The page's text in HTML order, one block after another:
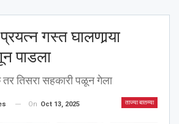
गस्त घालणार्‍या
पाडला
तिसरा सहकारी पळून गेला
ताज्या बातम्या
On Oct 13, 2025